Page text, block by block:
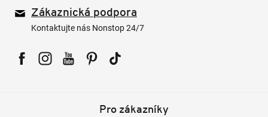
Zákaznická podpora
Kontaktujte nás Nonstop 24/7
Pro zákazníky